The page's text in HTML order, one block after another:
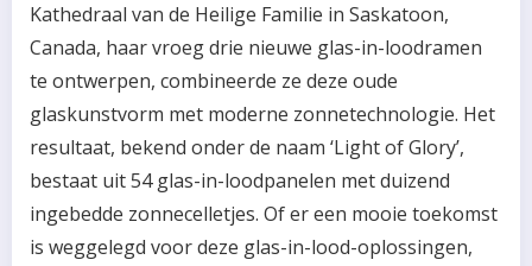
Kathedraal van de Heilige Familie in Saskatoon,
Canada, haar vroeg drie nieuwe glas-in-loodramen
te ontwerpen, combineerde ze deze oude
glaskunstvorm met moderne zonnetechnologie. Het
resultaat, bekend onder de naam ‘Light of Glory’,
bestaat uit 54 glas-in-loodpanelen met duizend
ingebedde zonnecelletjes. Of er een mooie toekomst
is weggelegd voor deze glas-in-lood-oplossingen,